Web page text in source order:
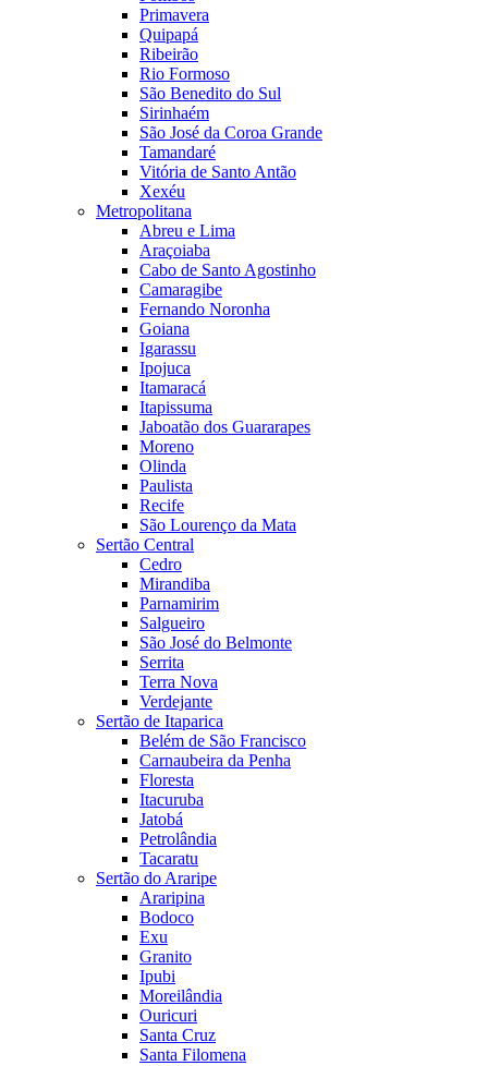
Primavera
Quipapá
Ribeirão
Rio Formoso
São Benedito do Sul
Sirinhaém
São José da Coroa Grande
Tamandaré
Vitória de Santo Antão
Xexéu
Metropolitana
Abreu e Lima
Araçoiaba
Cabo de Santo Agostinho
Camaragibe
Fernando Noronha
Goiana
Igarassu
Ipojuca
Itamaracá
Itapissuma
Jaboatão dos Guararapes
Moreno
Olinda
Paulista
Recife
São Lourenço da Mata
Sertão Central
Cedro
Mirandiba
Parnamirim
Salgueiro
São José do Belmonte
Serrita
Terra Nova
Verdejante
Sertão de Itaparica
Belém de São Francisco
Carnaubeira da Penha
Floresta
Itacuruba
Jatobá
Petrolândia
Tacaratu
Sertão do Araripe
Araripina
Bodoco
Exu
Granito
Ipubi
Moreilândia
Ouricuri
Santa Cruz
Santa Filomena